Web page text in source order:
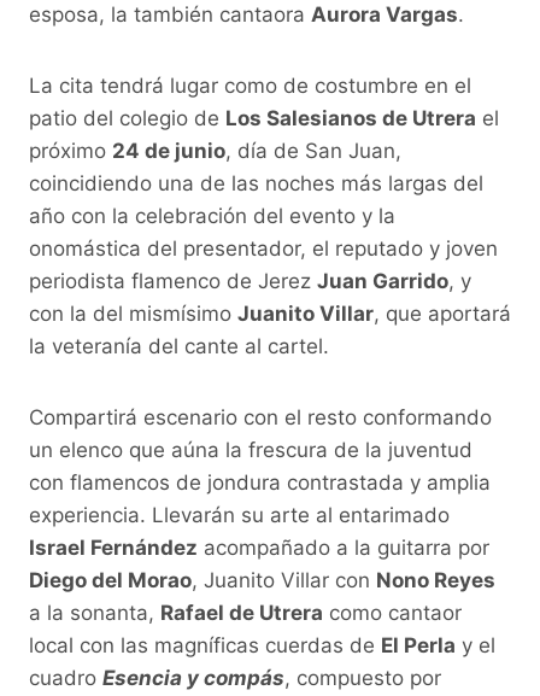
esposa, la también cantaora Aurora Vargas.
La cita tendrá lugar como de costumbre en el
patio del colegio de Los Salesianos de Utrera el
próximo 24 de junio, día de San Juan,
coincidiendo una de las noches más largas del
año con la celebración del evento y la
onomástica del presentador, el reputado y joven
periodista flamenco de Jerez Juan Garrido, y
con la del mismísimo Juanito Villar, que aportará
la veteranía del cante al cartel.
Compartirá escenario con el resto conformando
un elenco que aúna la frescura de la juventud
con flamencos de jondura contrastada y amplia
experiencia. Llevarán su arte al entarimado
Israel Fernández acompañado a la guitarra por
Diego del Morao, Juanito Villar con Nono Reyes
a la sonanta, Rafael de Utrera como cantaor
local con las magníficas cuerdas de El Perla y el
cuadro Esencia y compás, compuesto por